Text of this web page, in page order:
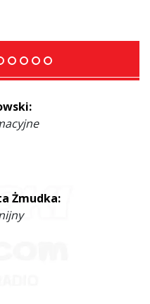
Żmudka: